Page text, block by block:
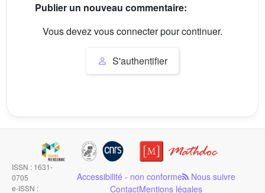
Publier un nouveau commentaire:
Vous devez vous connecter pour continuer.
S'authentifier
ISSN : 1631-
0705
e-ISSN :
Accessibilité - non conforme Nous suivre
ContactMentions légales